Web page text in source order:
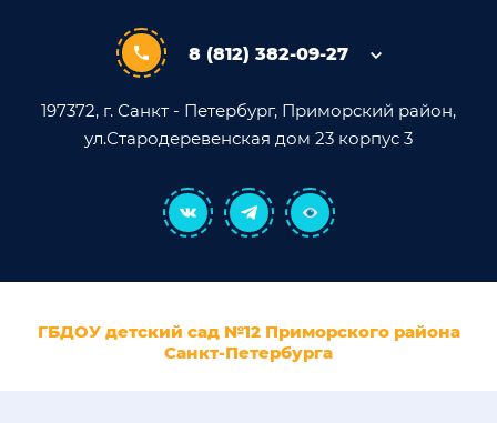
8 (812) 382-09-27
197372, г. Санкт - Петербург, Приморский район,
ул.Стародеревенская дом 23 корпус 3
ГБДОУ детский сад №12 Приморского района
Санкт-Петербурга